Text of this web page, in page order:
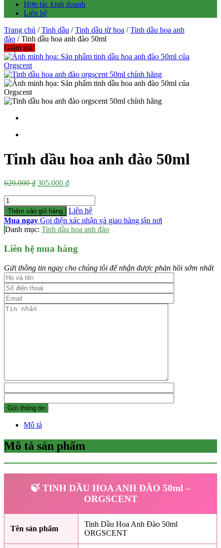
Hợp tác kinh doanh
Liên hệ
Trang chủ /Tinh dầu /Tinh dầu từ hoa /Tinh dầu hoa anh
đào / Tinh dầu hoa anh đào 50ml
Giảm giá!
Tinh dầu hoa anh đào 50ml
620.000₫ Giá
620.000 ₫.
305.000 ₫Giá
là:
305.000 ₫.
Số
lượng
Thêm vào giỏ hàng
Liên hệ
Mua ngay Gọi điện xác nhận và giao hàng tận nơi
Danh mục: Tinh dầu hoa anh đào
Liên hệ mua hàng
Gửi thông tin ngay cho chúng tôi để nhận được phản hồi sớm nhất
Mô tả
Mô tả sản phẩm
🍃 TINH DẦU HOA ANH ĐÀO 50ml –
ORGSCENT
Tên sản phẩm
Tinh Dầu Hoa Anh Đào 50ml
ORGSCENT